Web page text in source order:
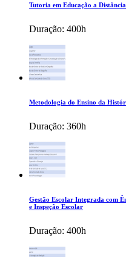
Tutoria em Educação a Distância
Duração: 400h
Metodologia do Ensino da
Duração: 360h
Gestão Escolar Integrada com
e Inspeção Escolar
Duração: 400h